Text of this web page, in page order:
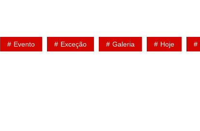
Evento Exceção Galeria Hoje